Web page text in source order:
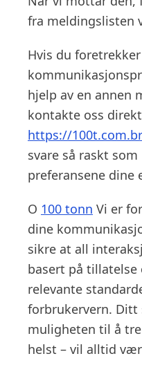
fra meldingslisten
Hvis du
hjelp av en annen
kontakte oss
https://
svare så raskt
preferansene dine
O 100 tonn Vi er
dine
sikre at all
basert på tillatelse
relevante
forbrukervern. Ditt
muligheten til å
helst – vil alltid